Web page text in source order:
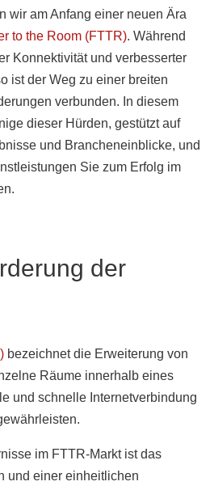
wir am Anfang einer neuen Ära
to the Room (FTTR). Während
Konnektivität und verbesserter
ist der Weg zu einer breiten
verbunden. In diesem
dieser Hürden, gestützt auf
und Brancheneinblicke, und
Sie zum Erfolg im
der
bezeichnet die Erweiterung von
Räume innerhalb eines
und schnelle Internetverbindung
im FTTR-Markt ist das
und einer einheitlichen